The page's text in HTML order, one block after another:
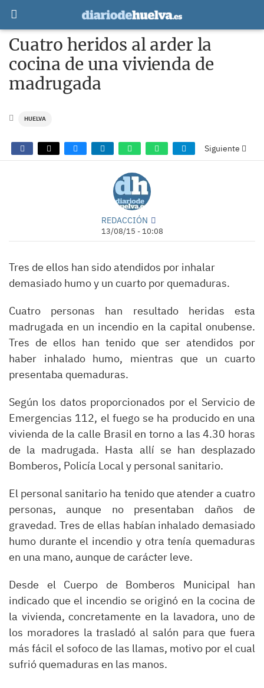
Cuatro heridos al arder la
cocina de una vivienda de
madrugada
HUELVA
Siguiente
REDACCIÓN
13/08/15 - 10:08
Tres de ellos han sido atendidos por inhalar
demasiado humo y un cuarto por quemaduras.
Cuatro personas han resultado heridas esta
madrugada en un incendio en la capital onubense.
Tres de ellos han tenido que ser atendidos por
haber inhalado humo, mientras que un cuarto
presentaba quemaduras.
Según los datos proporcionados por el Servicio de
Emergencias 112, el fuego se ha producido en una
vivienda de la calle Brasil en torno a las 4.30 horas
de la madrugada. Hasta allí se han desplazado
Bomberos, Policía Local y personal sanitario.
El personal sanitario ha tenido que atender a cuatro
personas, aunque no presentaban daños de
gravedad. Tres de ellas habían inhalado demasiado
humo durante el incendio y otra tenía quemaduras
en una mano, aunque de carácter leve.
Desde el Cuerpo de Bomberos Municipal han
indicado que el incendio se originó en la cocina de
la vivienda, concretamente en la lavadora, uno de
los moradores la trasladó al salón para que fuera
más fácil el sofoco de las llamas, motivo por el cual
sufrió quemaduras en las manos.